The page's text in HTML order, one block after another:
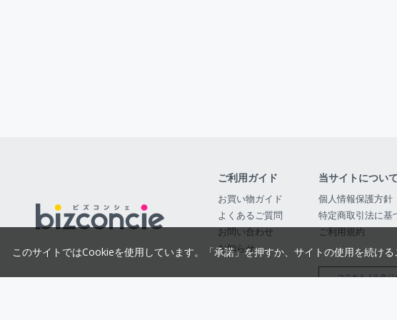
ご利用ガイド
お買い物ガイド
よくあるご質問
お問い合わせ
お知らせ
当サイトについて
個人情報保護方針
特定商取引法に基
ご利用規約
コニカミノルタジ
このサイトではCookieを使用しています。「承諾」を押すか、サイトの使用を続け